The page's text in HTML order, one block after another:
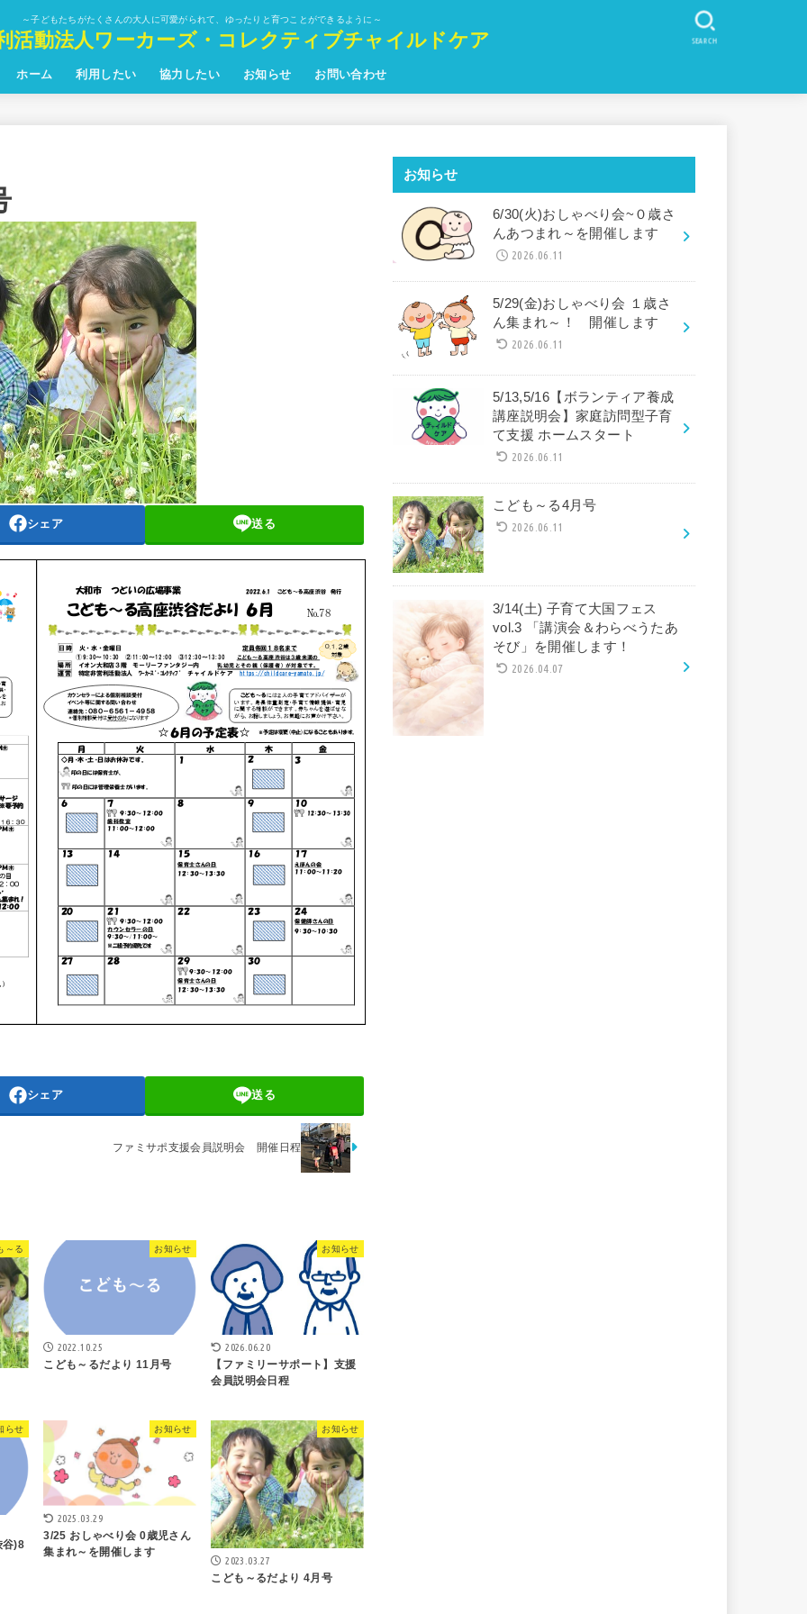
～子どもたちがたくさんの大人に可愛がられて、ゆったりと育つことができるように～
活動法人ワーカーズ・コレクティブチャイルドケア
ホーム 利用したい 協力したい お知らせ お問い合わせ
SEARCH
シェア 送る
シェア 送る
ファミサポ支援会員説明会 開催日程
～る お知らせ
2022.10.25
こども～るだより 11月号
お知らせ
2026.06.20
【ファミリーサポート】支援
会員説明会日程
らせ
谷)8
お知らせ
2025.03.29
3/25 おしゃべり会 0歳児さん
集まれ～を開催します
お知らせ
2023.03.27
こども～るだより 4月号
お知らせ
6/30(火)おしゃべり会~０歳さ
んあつまれ～を開催します
2026.06.11
5/29(金)おしゃべり会 １歳さ
ん集まれ～！ 開催します
2026.06.11
5/13,5/16【ボランティア養成
講座説明会】家庭訪問型子育
て支援 ホームスタート
2026.06.11
こども～る4月号
2026.06.11
3/14(土) 子育て大国フェス
vol.3 「講演会＆わらべうたあ
そび」を開催します！
2026.04.07